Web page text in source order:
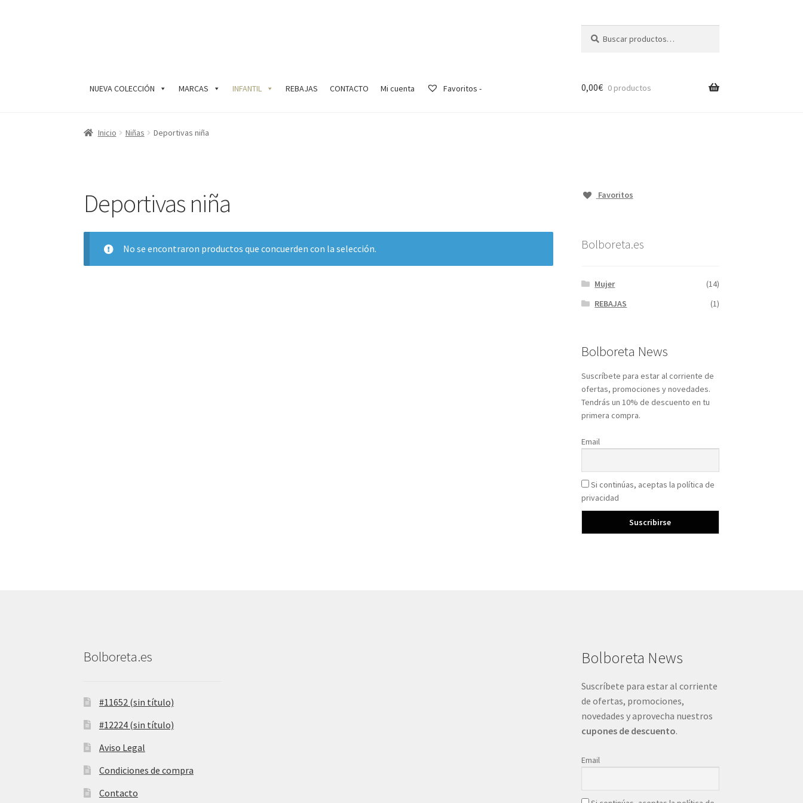
por:
NUEVA COLECCIÓN MARCAS INFANTIL REBAJAS CONTACTO Mi cuenta Favoritos - 0,00€ 0 productos
Inicio Niñas Deportivas niña
Deportivas niña
No se encontraron productos que concuerden con la selección.
Favoritos
Bolboreta.es
Mujer
(14)
REBAJAS
(1)
Bolboreta News
Suscríbete para estar al corriente de
ofertas, promociones y novedades.
Tendrás un 10% de descuento en tu
primera compra.
Email
Si continúas, aceptas la política de
privacidad
Bolboreta.es
#11652 (sin título)
#12224 (sin título)
Aviso Legal
Condiciones de compra
Contacto
Bolboreta News
Suscríbete para estar al corriente
de ofertas, promociones,
novedades y aprovecha nuestros
cupones de descuento.
Email